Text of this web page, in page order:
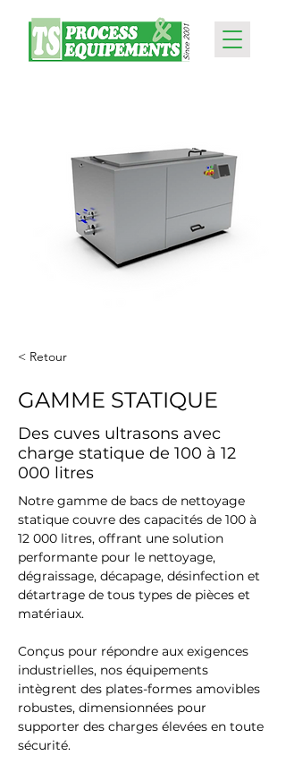
< Retour
GAMME STATIQUE
Des cuves ultrasons avec
charge statique de 100 à 12
000 litres
Notre gamme de bacs de nettoyage
statique couvre des capacités de 100 à
12 000 litres, offrant une solution
performante pour le nettoyage,
dégraissage, décapage, désinfection et
détartrage de tous types de pièces et
matériaux.
Conçus pour répondre aux exigences
industrielles, nos équipements
intègrent des plates-formes amovibles
robustes, dimensionnées pour
supporter des charges élevées en toute
sécurité.